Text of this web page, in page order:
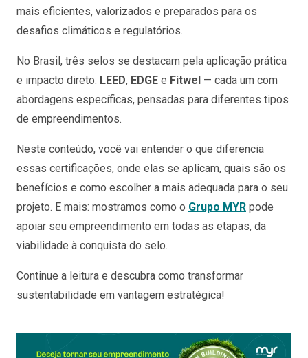
mais eficientes, valorizados e preparados para os
desafios climáticos e regulatórios.
No Brasil, três selos se destacam pela aplicação prática
e impacto direto: LEED, EDGE e Fitwel — cada um com
abordagens específicas, pensadas para diferentes tipos
de empreendimentos.
Neste conteúdo, você vai entender o que diferencia
essas certificações, onde elas se aplicam, quais são os
benefícios e como escolher a mais adequada para o seu
projeto. E mais: mostramos como o Grupo MYR pode
apoiar seu empreendimento em todas as etapas, da
viabilidade à conquista do selo.
Continue a leitura e descubra como transformar
sustentabilidade em vantagem estratégica!